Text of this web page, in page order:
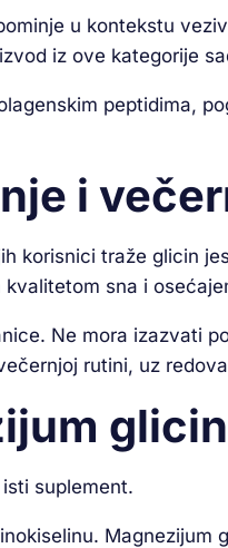
u kontekstu
iz ove kategorije
peptidima,
i
korisnici traže glicin
sna i
Ne mora izazvati
rutini, uz
suplement.